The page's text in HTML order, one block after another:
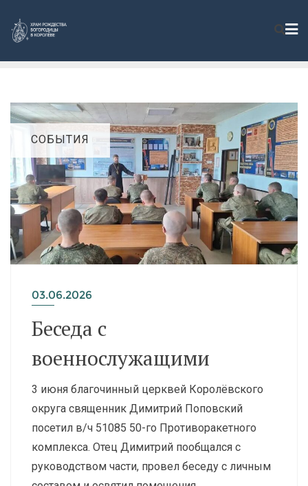
СОБЫТИЯ
03.06.2026
Беседа с
военнослужащими
3 июня благочинный церквей Королёвского
округа священник Димитрий Поповский
посетил в/ч 51085 50-го Противоракетного
комплекса. Отец Димитрий пообщался с
руководством части, провел беседу с личным